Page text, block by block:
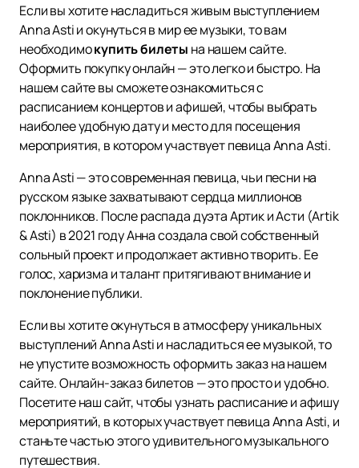
Если вы хотите насладиться живым выступлением
Anna Asti и окунуться в мир ее музыки, то вам
необходимокупить билеты на нашем сайте.
Оформить покупку онлайн — это легко и быстро. На
нашем сайте вы сможете ознакомиться с
расписанием концертов и афишей, чтобы выбрать
наиболее удобную дату и место для посещения
мероприятия, в котором участвует певица Anna Asti.
Anna Asti — это современная певица, чьи песни на
русском языке захватывают сердца миллионов
поклонников. После распада дуэта Артик и Асти (Artik
& Asti) в 2021 году Анна создала свой собственный
сольный проект и продолжает активно творить. Ее
голос, харизма и талант притягивают внимание и
поклонение публики.
Если вы хотите окунуться в атмосферу уникальных
выступлений Anna Asti и насладиться ее музыкой, то
не упустите возможность оформить заказ на нашем
сайте. Онлайн-заказ билетов — это просто и удобно.
Посетите наш сайт, чтобы узнать расписание и афишу
мероприятий, в которых участвует певица Anna Asti, и
станьте частью этого удивительного музыкального
путешествия.